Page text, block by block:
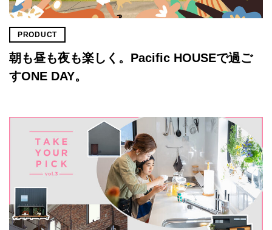
PRODUCT
朝も昼も夜も楽しく。Pacific HOUSEで過ご
すONE DAY。